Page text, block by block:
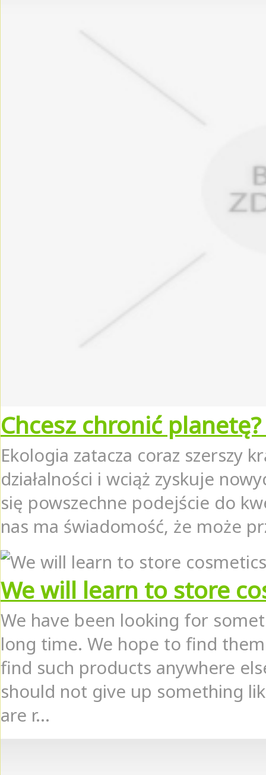
Chcesz chronić
Ekologia zatacza coraz szerszy
działalności i wciąż zyskuje
się powszechne podejście do
nas ma świadomość, że może
We will learn to store
We have been looking for
long time. We hope to find
find such products anywhere
should not give up something
are r...